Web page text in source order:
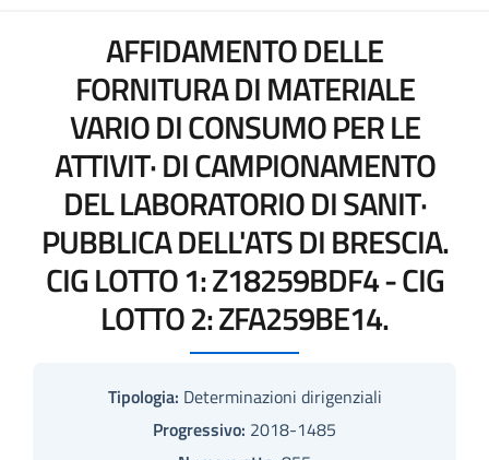
AFFIDAMENTO DELLE
FORNITURA DI MATERIALE
VARIO DI CONSUMO PER LE
ATTIVIT· DI CAMPIONAMENTO
DEL LABORATORIO DI SANIT·
PUBBLICA DELL'ATS DI BRESCIA.
CIG LOTTO 1: Z18259BDF4 - CIG
LOTTO 2: ZFA259BE14.
Tipologia: Determinazioni dirigenziali
Progressivo: 2018-1485